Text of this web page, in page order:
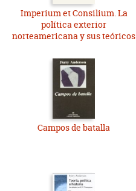
Imperium et Consilium. La
política exterior
norteamericana y sus teóricos
Campos de batalla